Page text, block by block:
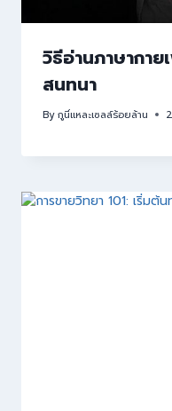
วิธีอ่านภาษากา
สนทนา
Byกูนี่แหละเซลล์ร้อยล้าน